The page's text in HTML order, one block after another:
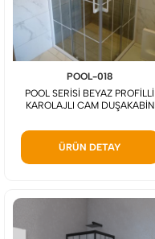
POOL-018
POOL SERİSİ BEYAZ PROFİLLİ
KAROLAJLI CAM DUŞAKABİN
ÜRÜN DETAY